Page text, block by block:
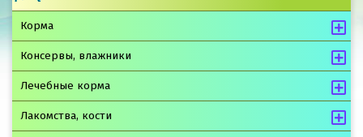
Корма
Консервы, влажники
Лечебные корма
Лакомства, кости